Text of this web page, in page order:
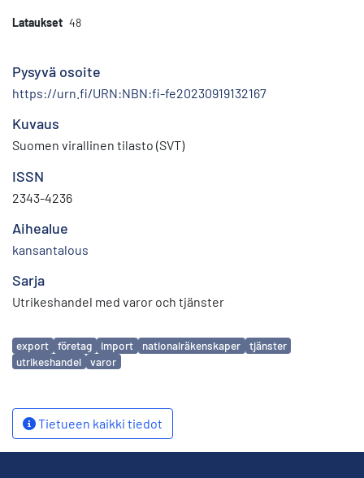
Lataukset 48
Pysyvä osoite
https://urn.fi/URN:NBN:fi-fe20230919132167
Kuvaus
Suomen virallinen tilasto (SVT)
ISSN
2343-4236
Aihealue
kansantalous
Sarja
Utrikeshandel med varor och tjänster
Avainsanat
export företag import nationalräkenskaper
tjänster
utrikeshandel
varor
Tietueen kaikki tiedot